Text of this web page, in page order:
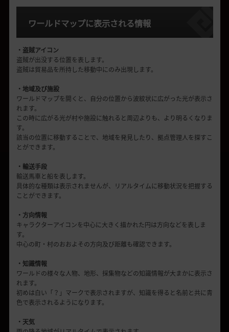
ワールドマップに表示される情報
・盗賊アイコン
盗賊が出没する位置を表します。
盗賊は貿易品を所持した移動中にのみ出現します。
・地域及び施設
ワールドマップを開くと、自分の位置から波紋状に広がった光が表示さ
れます。
この時に広がる光が村や施設に触れると周辺よりも、より明るくなりま
す。
該当の位置に移動することで、地域を発見したり、拠点管理人を探すこ
とができます。
・輸送手段
輸送馬車と船を表します。
具体的な種類は表示されませんが、リアルタイムに移動状況を把握する
ことができます。
・方向情報
キャラクターアイコンを中心に大きく描かれた円は方向などを表しま
す。
中心の町・村のおおよその方向及び距離も確認できます。
・知識情報
ワールドの様々な人物、地形、採集物などの知識情報が大まかに表示さ
れます。
初めは白い「？」マークで表示されますが、知識を得ると名前と共に青
色で表示されるようになります。
・天気